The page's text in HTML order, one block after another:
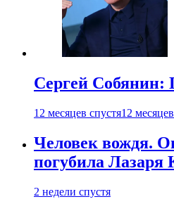
Сергей Собянин:
12 месяцев спустя12
Человек вождя.
погубила Лазаря
2 недели спустя